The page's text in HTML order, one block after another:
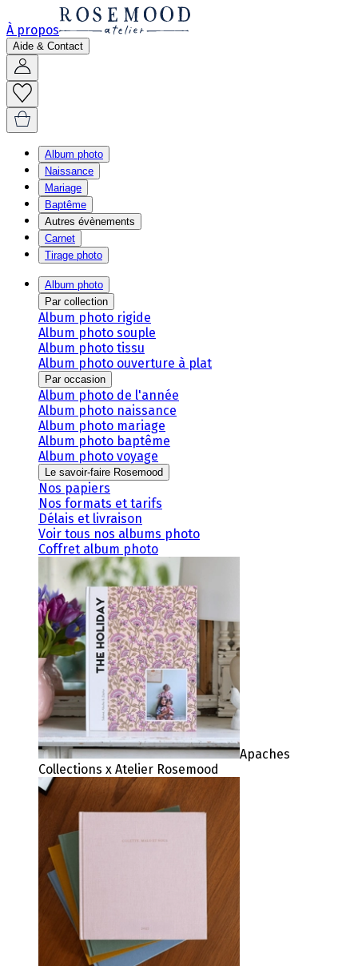
À propos
Aide & Contact
Album photo
Naissance
Mariage
Baptême
Autres évènements
Carnet
Tirage photo
Album photo
Par collection
Album photo rigide
Album photo souple
Album photo tissu
Album photo ouverture à plat
Par occasion
Album photo de l'année
Album photo naissance
Album photo mariage
Album photo baptême
Album photo voyage
Le savoir-faire Rosemood
Nos papiers
Nos formats et tarifs
Délais et livraison
Voir tous nos albums photo
Coffret album photo
Apaches
Collections x Atelier Rosemood